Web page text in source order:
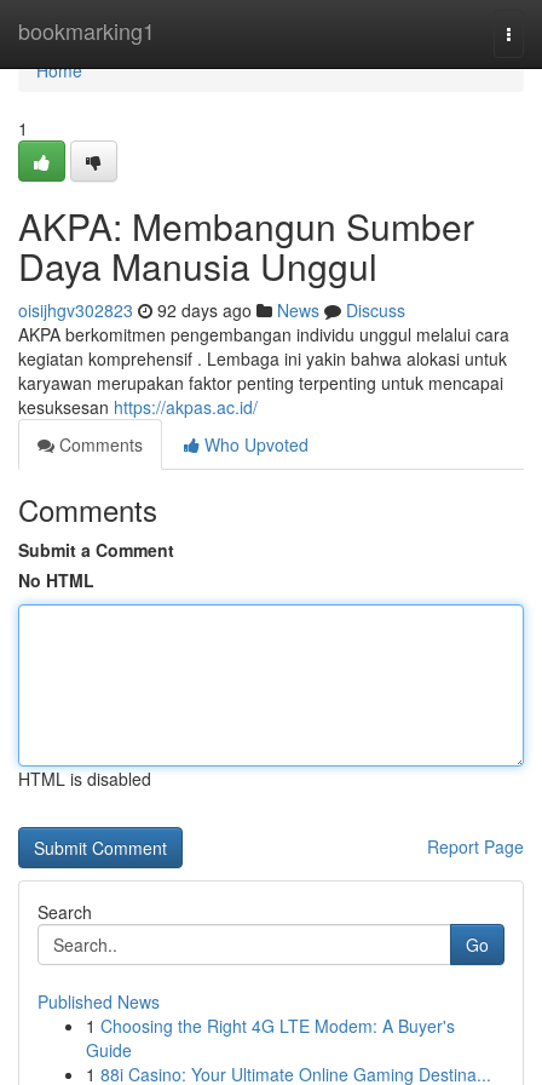
bookmarking1
Home
Home
1
AKPA: Membangun Sumber
Daya Manusia Unggul
oisijhgv302823 92 days ago News
Discuss
AKPA berkomitmen pengembangan individu unggul melalui cara
kegiatan komprehensif . Lembaga ini yakin bahwa alokasi untuk
karyawan merupakan faktor penting terpenting untuk mencapai
kesuksesan https://akpas.ac.id/
Comments
Who Upvoted
Comments
Submit a Comment
No HTML
HTML is disabled
Report Page
Search
Go
Published News
1 Choosing the Right 4G LTE Modem: A Buyer's
Guide
1 88i Casino: Your Ultimate Online Gaming Destina...